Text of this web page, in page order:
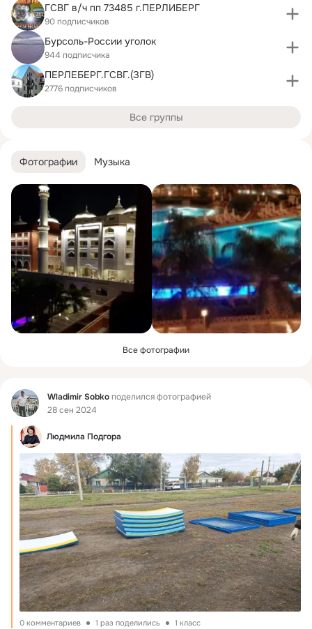
Фотографии Музыка
Все фотографии
Фид Wladimir Sobkoподелился фотографией
28 сен 2024
Людмила Подгора
0 комментариев 1 раз поделились 1 класс
ГСВГ в/ч пп 73485 г.ПЕРЛИБЕРГ
90 подписчиков
Бурсоль-России уголок
944 подписчика
ПЕРЛЕБЕРГ.ГСВГ.(ЗГВ)
2776 подписчиков
Все группы